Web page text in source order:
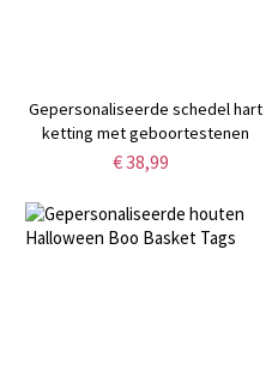
Gepersonaliseerde schedel hart
ketting met geboortestenen
€ 38,99